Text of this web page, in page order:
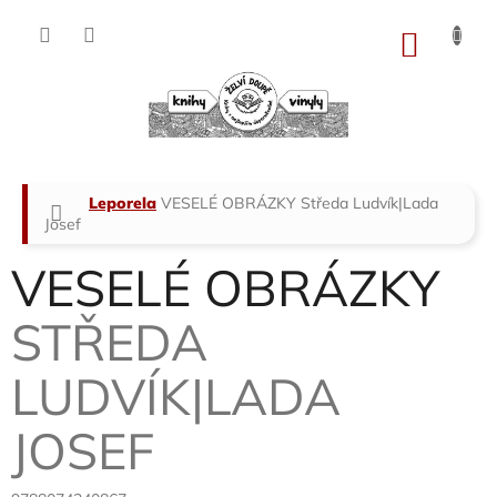
Domů
Leporela VESELÉ OBRÁZKY Středa Ludvík|Lada
Josef
VESELÉ OBRÁZKY
STŘEDA
LUDVÍK|LADA
JOSEF